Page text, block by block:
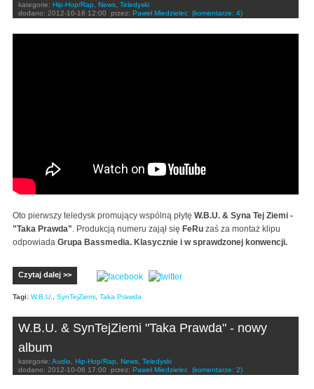
kategorie: Hip-Hop/Rap, News, Teledyski
dodano: 2012-10-16 12:00 przez: Paweł Miedzielec (komentarze: 4)
Oto pierwszy teledysk promujący wspólną płytę W.B.U. & Syna Tej Ziemi -
"Taka Prawda" . Produkcją numeru zajął się FeRu zaś za montaż klipu
odpowiada Grupa Bassmedia. Klasycznie i w sprawdzonej konwencji.
Czytaj dalej >>
Tagi: W.B.U. SynTejZiemi Taka Prawda
W.B.U. & SynTejZiemi "Taka Prawda" - nowy
album
kategorie: Audio Hip-Hop/Rap News Teledyski
dodano: 2012-10-06 17:00 przez: Paweł Miedzielec (komentarze: 2)